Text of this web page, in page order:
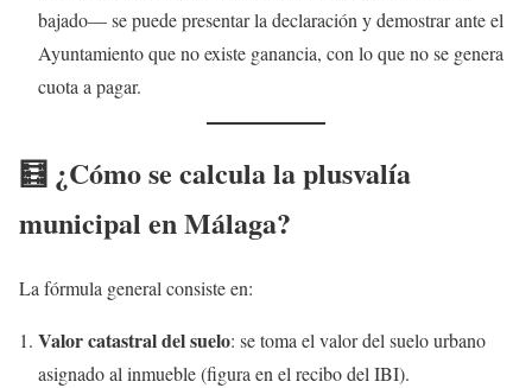
bajado— se puede presentar la declaración y demostrar ante el
Ayuntamiento que no existe ganancia, con lo que no se genera
cuota a pagar.
🧮 ¿Cómo se calcula la plusvalía
municipal en Málaga?
La fórmula general consiste en:
Valor catastral del suelo: se toma el valor del suelo urbano
asignado al inmueble (figura en el recibo del IBI).